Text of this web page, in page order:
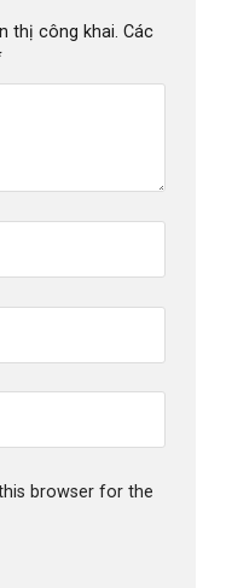
thị công khai. Các
browser for the